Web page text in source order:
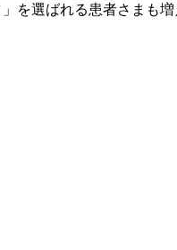
を選ばれる患者さまも